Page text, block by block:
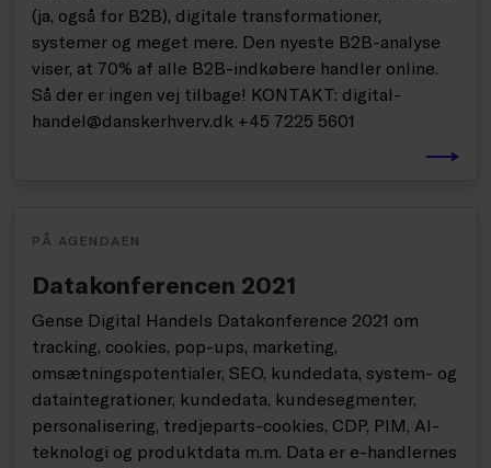
(ja, også for B2B), digitale transformationer,
systemer og meget mere. Den nyeste B2B-analyse
viser, at 70% af alle B2B-indkøbere handler online.
Så der er ingen vej tilbage! KONTAKT: digital-
handel@danskerhverv.dk +45 7225 5601
PÅ AGENDAEN
Datakonferencen 2021
Gense Digital Handels Datakonference 2021 om
tracking, cookies, pop-ups, marketing,
omsætningspotentialer, SEO, kundedata, system- og
dataintegrationer, kundedata, kundesegmenter,
personalisering, tredjeparts-cookies, CDP, PIM, AI-
teknologi og produktdata m.m. Data er e-handlernes